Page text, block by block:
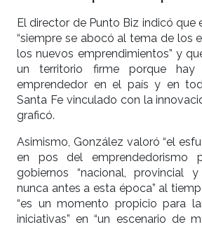
El director de Punto Biz indicó que
“siempre se abocó al tema de los
los nuevos emprendimientos” y
un territorio firme porque hay
emprendedor en el país y en
Santa Fe vinculado con la
graficó.
Asimismo, González valoró “el
en pos del emprendedorismo
gobiernos “nacional, provincial
nunca antes a esta época” al
“es un momento propicio para
iniciativas” en “un escenario de